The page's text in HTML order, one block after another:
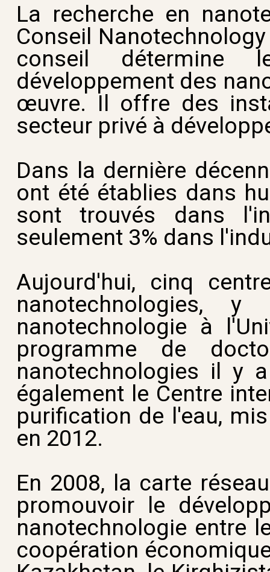
La recherche en
Conseil
conseil détermine
développement des
œuvre. Il offre des
secteur privé à
Dans la dernière
ont été établies dans
sont trouvés dans
seulement 3% dans
Aujourd'hui, cinq
nanotechnologies,
nanotechnologie à
programme de
nanotechnologies il y
également le Centre
purification de l'eau,
en 2012.
En 2008, la carte
promouvoir le
nanotechnologie entre
coopération